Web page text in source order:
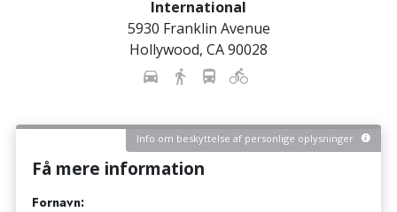
International
5930 Franklin Avenue
Hollywood, CA90028
Info om beskyttelse af personlige oplysninger
Få mere information
Fornavn: